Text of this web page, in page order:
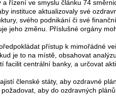
řízení ve smyslu článku 74
instituce aktualizovaly své
svého podnikání či své
jeho změnu. Příslušné orgány
přístup k mimořádné
je to na místě, obsahovat
facilit centrální banky, a určovat
členské státy, aby ozdravné
aby do ozdravných